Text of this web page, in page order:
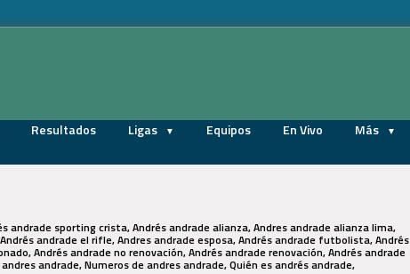
Resultados Ligas Equipos En Vivo Más
andrade sporting crista, Andrés andrade alianza, Andres andrade alianza lima,
andrade el rifle, Andres andrade esposa, Andrés andrade futbolista, Andrés
Andrés andrade no renovación, Andrés andrade renovación, Andrés andrade
andrade, Numeros de andres andrade, Quién es andrés andrade,